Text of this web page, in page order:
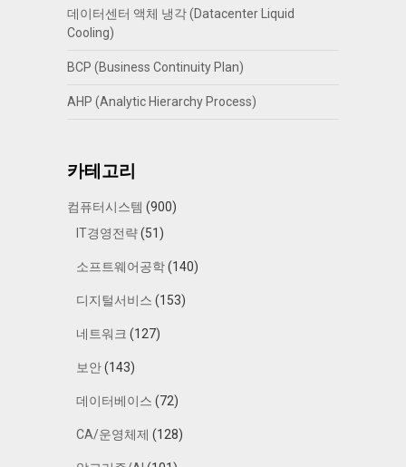
데이터센터 액체 냉각 (Datacenter Liquid
Cooling)
BCP (Business Continuity Plan)
AHP (Analytic Hierarchy Process)
카테고리
컴퓨터시스템 (900)
IT경영전략(51)
소프트웨어공학(140)
디지털서비스 (153)
네트워크 (127)
보안(143)
데이터베이스 (72)
CA/운영체제 (128)